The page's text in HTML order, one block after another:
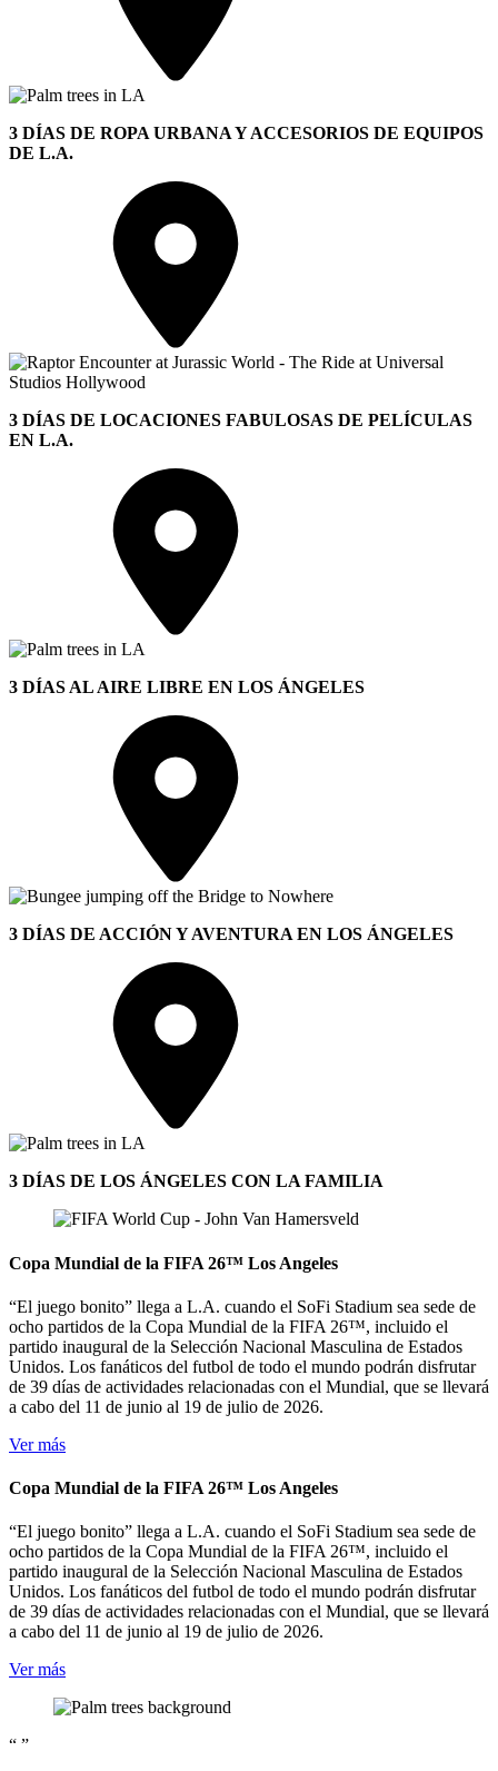
3 DÍAS DE ROPA URBANA Y ACCESORIOS DE EQUIPOS
DE L.A.
3 DÍAS DE LOCACIONES FABULOSAS DE PELÍCULAS
EN L.A.
3 DÍAS AL AIRE LIBRE EN LOS ÁNGELES
3 DÍAS DE ACCIÓN Y AVENTURA EN LOS ÁNGELES
3 DÍAS DE LOS ÁNGELES CON LA FAMILIA
Copa Mundial de la FIFA 26™ Los Angeles
“El juego bonito” llega a L.A. cuando el SoFi Stadium sea sede de
ocho partidos de la Copa Mundial de la FIFA 26™, incluido el
partido inaugural de la Selección Nacional Masculina de Estados
Unidos. Los fanáticos del futbol de todo el mundo podrán disfrutar
de 39 días de actividades relacionadas con el Mundial, que se llevará
a cabo del 11 de junio al 19 de julio de 2026.
Ver más
Copa Mundial de la FIFA 26™ Los Angeles
“El juego bonito” llega a L.A. cuando el SoFi Stadium sea sede de
ocho partidos de la Copa Mundial de la FIFA 26™, incluido el
partido inaugural de la Selección Nacional Masculina de Estados
Unidos. Los fanáticos del futbol de todo el mundo podrán disfrutar
de 39 días de actividades relacionadas con el Mundial, que se llevará
a cabo del 11 de junio al 19 de julio de 2026.
Ver más
“ ”